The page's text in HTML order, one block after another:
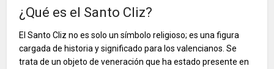
¿Qué es el Santo Cliz?
El Santo Cliz no es solo un símbolo religioso; es una figura
cargada de historia y significado para los valencianos. Se
trata de un objeto de veneración que ha estado presente en